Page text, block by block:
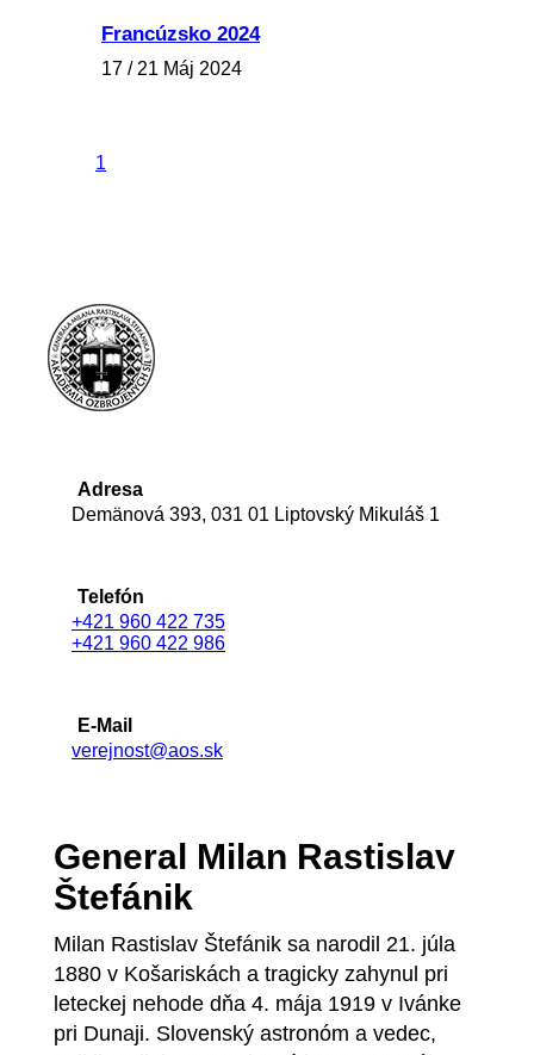
Francúzsko 2024
17 / 21 Máj 2024
1
Adresa
Demänová 393, 031 01 Liptovský Mikuláš 1
Telefón
+421 960 422 735
+421 960 422 986
E-Mail
verejnost@aos.sk
General Milan Rastislav
Štefánik
Milan Rastislav Štefánik sa narodil 21. júla
1880 v Košariskách a tragicky zahynul pri
leteckej nehode dňa 4. mája 1919 v Ivánke
pri Dunaji. Slovenský astronóm a vedec,